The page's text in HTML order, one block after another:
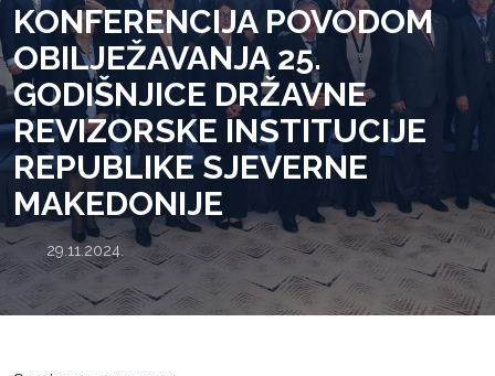
KONFERENCIJA POVODOM
OBILJEŽAVANJA 25.
GODIŠNJICE DRŽAVNE
REVIZORSKE INSTITUCIJE
REPUBLIKE SJEVERNE
MAKEDONIJE
29.11.2024.